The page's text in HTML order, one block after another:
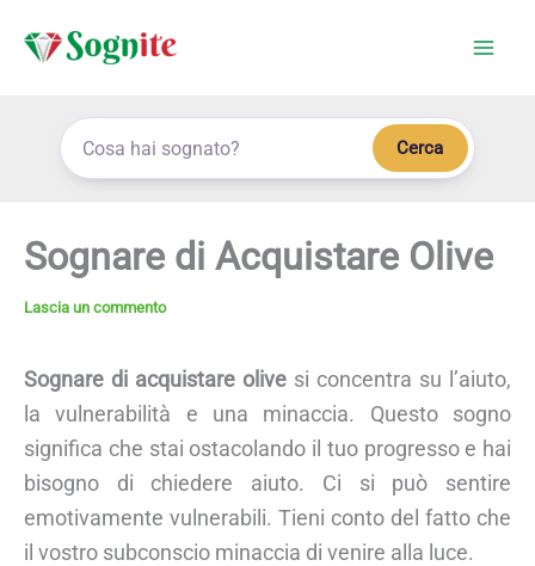
Cerca
Sognare di Acquistare Olive
Lascia un commento
Sognare di acquistare olive si concentra su l’aiuto,
la vulnerabilità e una minaccia. Questo sogno
significa che stai ostacolando il tuo progresso e hai
bisogno di chiedere aiuto. Ci si può sentire
emotivamente vulnerabili. Tieni conto del fatto che
il vostro subconscio minaccia di venire alla luce.